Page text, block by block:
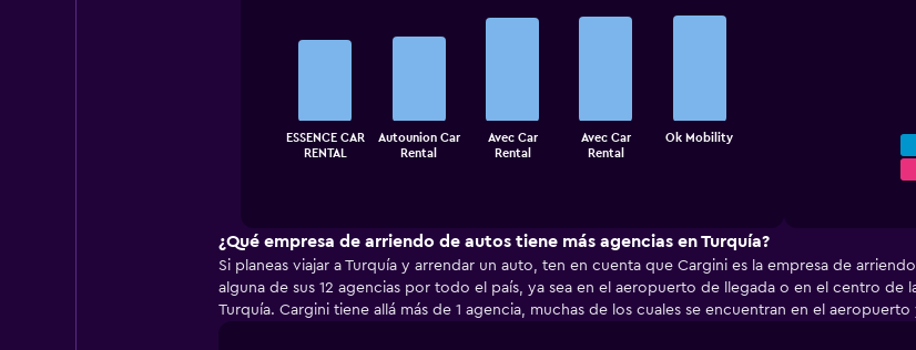
chart
displaying
categories.
Range:
5
ESSENCE CAR
RENTAL
Autounion Car
Rental
Avec Car
Rental
Avec Car
Rental
Ok Mobility
¿Qué empresa de arriendo de autos tiene más agencias en Turquía?
Si planeas viajar a Turquía y arrendar un auto, ten en cuenta que Cargini es la empresa de
alguna de sus 12 agencias por todo el país, ya sea en el aeropuerto de llegada o en el centro de
Turquía. Cargini tiene allá más de 1 agencia, muchas de los cuales se encuentran en el